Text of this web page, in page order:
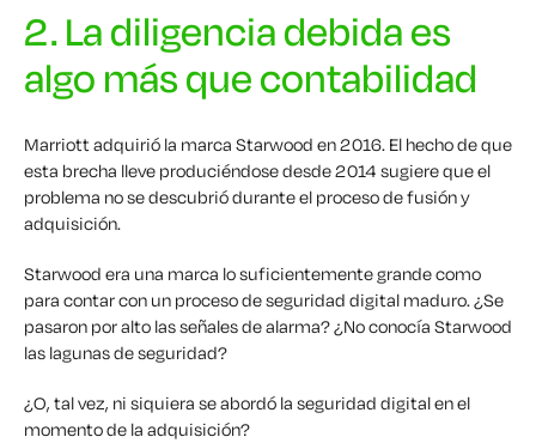
2. La diligencia debida es
algo más que contabilidad
Marriott adquirió la marca Starwood en 2016. El hecho de que
esta brecha lleve produciéndose desde 2014 sugiere que el
problema no se descubrió durante el proceso de fusión y
adquisición.
Starwood era una marca lo suficientemente grande como
para contar con un proceso de seguridad digital maduro. ¿Se
pasaron por alto las señales de alarma? ¿No conocía Starwood
las lagunas de seguridad?
¿O, tal vez, ni siquiera se abordó la seguridad digital en el
momento de la adquisición?